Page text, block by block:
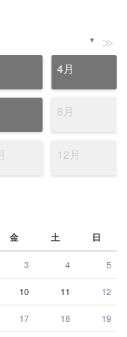
▼ ≫
4月
8月
12月
金 土 日
3 4 5
10 11 12
17 18 19